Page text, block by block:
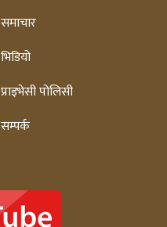
समाचार
भिडियो
प्राइभेसी पोलिसी
सम्पर्क